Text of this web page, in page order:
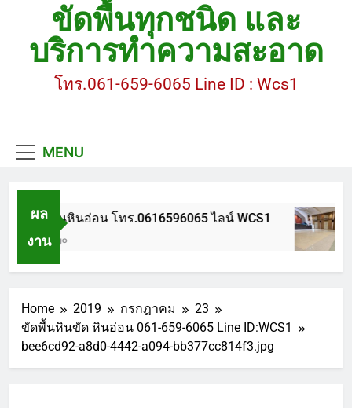
ขัดพื้นหินขัด อบต.แหลมบัวนครปฐม
ขัดพื้นหินอ่อน โทร.0616596065 ไลน์ WCS1
บทความ : การดูแลรักษาพื้นหินขัด
ขัดพื้นทุกชนิด และ
บริการทำความสะอาด
โทร.061-659-6065 Line ID : Wcs1
MENU
ผล
งาน
ขัดพื้นหินอ่อน โทร.0616596065 ไลน์ WCS1
1 ปี Ago
Home 2019 กรกฎาคม
23
ขัดพื้นหินขัด หินอ่อน 061-659-6065 Line ID:WCS1
bee6cd92-a8d0-4442-a094-bb377cc814f3.jpg